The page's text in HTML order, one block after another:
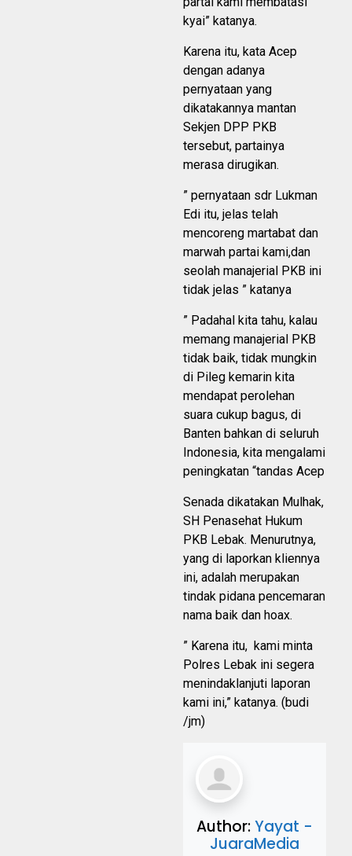
kyai” katanya.
Karena itu, kata Acep
dengan adanya
pernyataan yang
dikatakannya mantan
Sekjen DPP PKB
tersebut, partainya
merasa dirugikan.
” pernyataan sdr Lukman
Edi itu, jelas telah
mencoreng martabat dan
marwah partai kami,dan
seolah manajerial PKB ini
tidak jelas ” katanya
” Padahal kita tahu, kalau
memang manajerial PKB
tidak baik, tidak mungkin
di Pileg kemarin kita
mendapat perolehan
suara cukup bagus, di
Banten bahkan di seluruh
Indonesia, kita mengalami
peningkatan “tandas Acep
Senada dikatakan Mulhak,
SH Penasehat Hukum
PKB Lebak. Menurutnya,
yang di laporkan kliennya
ini, adalah merupakan
tindak pidana pencemaran
nama baik dan hoax.
” Karena itu, kami minta
Polres Lebak ini segera
menindaklanjuti laporan
kami ini,” katanya. (budi
/jm)
Author:Yayat -
JuaraMedia